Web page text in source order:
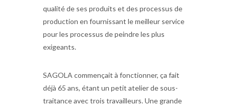
qualité de ses produits et des processus de
production en fournissant le meilleur service
pour les processus de peindre les plus
exigeants.
SAGOLA commençait à fonctionner, ça fait
déjà 65 ans, étant un petit atelier de sous-
traitance avec trois travailleurs. Une grande